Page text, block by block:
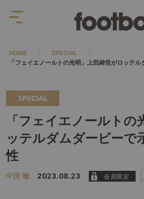
HOME
SPECIAL
「フェイエノールトの光明」上田綺世がロッテ
SPECIAL
「フェイエノールトの
ッテルダムダービーで
性
中田 徹 2023.08.23